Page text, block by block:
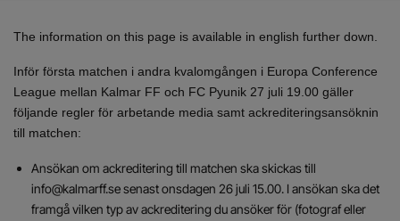
The information on this page is available in english further down.
Inför första matchen i andra kvalomgången i Europa Conference
League mellan Kalmar FF och FC Pyunik 27 juli 19.00 gäller
följande regler för arbetande media samt ackrediteringsansöknin
till matchen:
Ansökan om ackreditering till matchen ska skickas till
info@kalmarff.se senast onsdagen 26 juli 15.00. I ansökan ska det
framgå vilken typ av ackreditering du ansöker för (fotograf eller